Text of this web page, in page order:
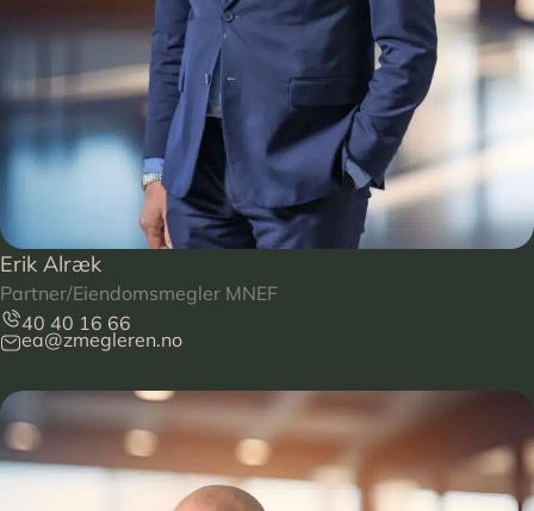
Erik Alræk
Partner/Eiendomsmegler MNEF
40 40 16 66
ea@zmegleren.no